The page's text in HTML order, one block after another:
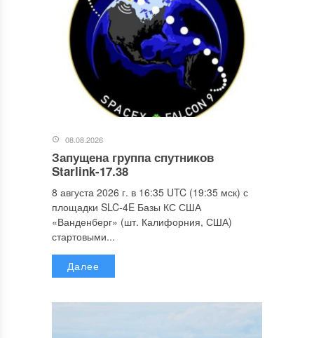
08.08.2026
Запущена группа спутников
Starlink-17.38
8 августа 2026 г. в 16:35 UTC (19:35 мск) с
площадки SLC-4E Базы КС США
«Ванденберг» (шт. Калифорния, США)
стартовыми...
Далее